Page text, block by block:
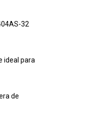
32
ideal para
de